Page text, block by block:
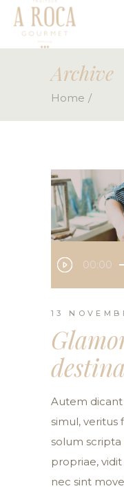
Archive
Home
Player 00:00
13
Autem dicant
simul, veritus
solum scripta
propriae,
nec sint